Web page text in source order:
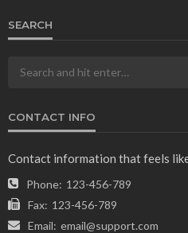
SEARCH
CONTACT INFO
Contact information that feels
Phone: 123-456-789
Fax: 123-456-789
Email: email@support.com